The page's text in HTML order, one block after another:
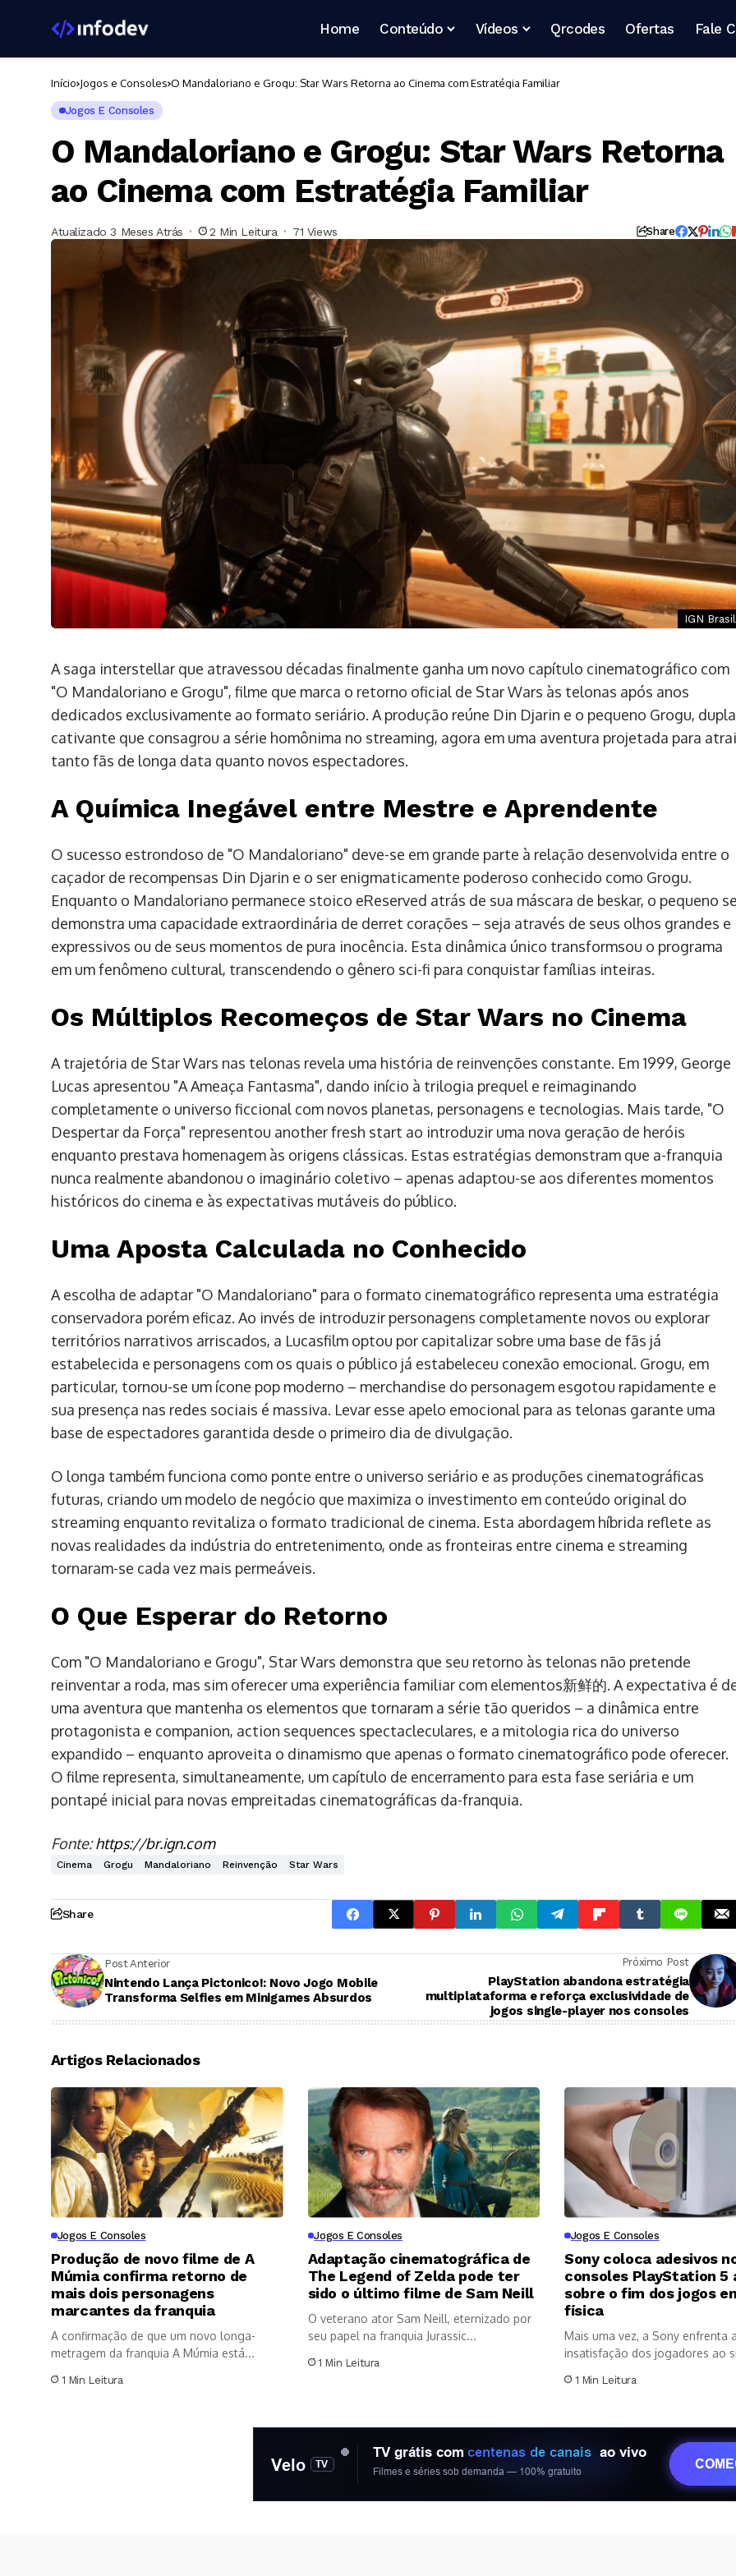
Home Conteúdo Vídeos Qrcodes Ofertas Fale
Início Jogos e Consoles O Mandaloriano e Grogu: Star Wars Retorna ao Cinema com Estratégia Familiar
Jogos E Consoles
O Mandaloriano e Grogu: Star Wars Retorna
ao Cinema com Estratégia Familiar
Atualizado 3 Meses Atrás 2 Min Leitura 71 Views Share
IGN Brasil
A saga interstellar que atravessou décadas finalmente ganha um novo capítulo cinematográfico com
"O Mandaloriano e Grogu", filme que marca o retorno oficial de Star Wars às telonas após anos
dedicados exclusivamente ao formato seriário. A produção reúne Din Djarin e o pequeno Grogu, dupla
cativante que consagrou a série homônima no streaming, agora em uma aventura projetada para
tanto fãs de longa data quanto novos espectadores.
A Química Inegável entre Mestre e Aprendente
O sucesso estrondoso de "O Mandaloriano" deve-se em grande parte à relação desenvolvida entre o
caçador de recompensas Din Djarin e o ser enigmaticamente poderoso conhecido como Grogu.
Enquanto o Mandaloriano permanece stoico eReserved atrás de sua máscara de beskar, o pequeno
demonstra uma capacidade extraordinária de derret corações – seja através de seus olhos grandes e
expressivos ou de seus momentos de pura inocência. Esta dinâmica único transformsou o programa
em um fenômeno cultural, transcendendo o gênero sci-fi para conquistar famílias inteiras.
Os Múltiplos Recomeços de Star Wars no Cinema
A trajetória de Star Wars nas telonas revela uma história de reinvenções constante. Em 1999, George
Lucas apresentou "A Ameaça Fantasma", dando início à trilogia prequel e reimaginando
completamente o universo ficcional com novos planetas, personagens e tecnologias. Mais tarde, "O
Despertar da Força" representou another fresh start ao introduzir uma nova geração de heróis
enquanto prestava homenagem às origens clássicas. Estas estratégias demonstram que a-franquia
nunca realmente abandonou o imaginário coletivo – apenas adaptou-se aos diferentes momentos
históricos do cinema e às expectativas mutáveis do público.
Uma Aposta Calculada no Conhecido
A escolha de adaptar "O Mandaloriano" para o formato cinematográfico representa uma estratégia
conservadora porém eficaz. Ao invés de introduzir personagens completamente novos ou explorar
territórios narrativos arriscados, a Lucasfilm optou por capitalizar sobre uma base de fãs já
estabelecida e personagens com os quais o público já estabeleceu conexão emocional. Grogu, em
particular, tornou-se um ícone pop moderno – merchandise do personagem esgotou rapidamente e
sua presença nas redes sociais é massiva. Levar esse apelo emocional para as telonas garante uma
base de espectadores garantida desde o primeiro dia de divulgação.
O longa também funciona como ponte entre o universo seriário e as produções cinematográficas
futuras, criando um modelo de negócio que maximiza o investimento em conteúdo original do
streaming enquanto revitaliza o formato tradicional de cinema. Esta abordagem híbrida reflete as
novas realidades da indústria do entretenimento, onde as fronteiras entre cinema e streaming
tornaram-se cada vez mais permeáveis.
O Que Esperar do Retorno
Com "O Mandaloriano e Grogu", Star Wars demonstra que seu retorno às telonas não pretende
reinventar a roda, mas sim oferecer uma experiência familiar com elementos新鲜的. A expectativa é
uma aventura que mantenha os elementos que tornaram a série tão queridos – a dinâmica entre
protagonista e companion, action sequences spectacleculares, e a mitologia rica do universo
expandido – enquanto aproveita o dinamismo que apenas o formato cinematográfico pode oferecer.
O filme representa, simultaneamente, um capítulo de encerramento para esta fase seriária e um
pontapé inicial para novas empreitadas cinematográficas da-franquia.
Fonte:https://br.ign.com
Cinema Grogu Mandaloriano Reinvenção Star Wars
Share
Post Anterior
Nintendo Lança Pictonico!: Novo Jogo Mobile
Transforma Selfies em Minigames Absurdos
Próximo Post
PlayStation abandona estratégia
multiplataforma e reforça exclusividade de
jogos single-player nos consoles
Artigos Relacionados
Jogos E Consoles
Produção de novo filme de A
Múmia confirma retorno de
mais dois personagens
marcantes da franquia
A confirmação de que um novo longa-
metragem da franquia A Múmia está...
1 Min Leitura
Jogos E Consoles
Adaptação cinematográfica de
The Legend of Zelda pode ter
sido o último filme de Sam Neill
O veterano ator Sam Neill, eternizado por
seu papel na franquia Jurassic...
1 Min Leitura
Jogos E Consoles
Sony coloca adesivos
consoles PlayStation 5
sobre o fim dos jogos
física
Mais uma vez, a Sony enfrenta a
insatisfação dos jogadores ao
1 Min Leitura